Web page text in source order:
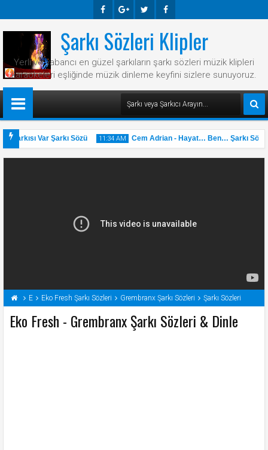
Ook E-
Plus
R Ook
Şarkı Sözleri Klipler
Yerli ve yabancı en güzel şarkıların şarkı sözleri müzik klipleri
karaokeleri eşliğinde müzik dinleme keyfini sizlere sunuyoruz.
Var Şarkı Sözü 11:34 AM
31 May
2025
Cem Adrian - Hayat… Ben… Şarkı Sözü
E Eko Fresh Şarkı Sözleri Grembranx Şarkı Sözleri Şarkı Sözleri
Eko Fresh - Grembranx Şarkı Sözleri & Dinle